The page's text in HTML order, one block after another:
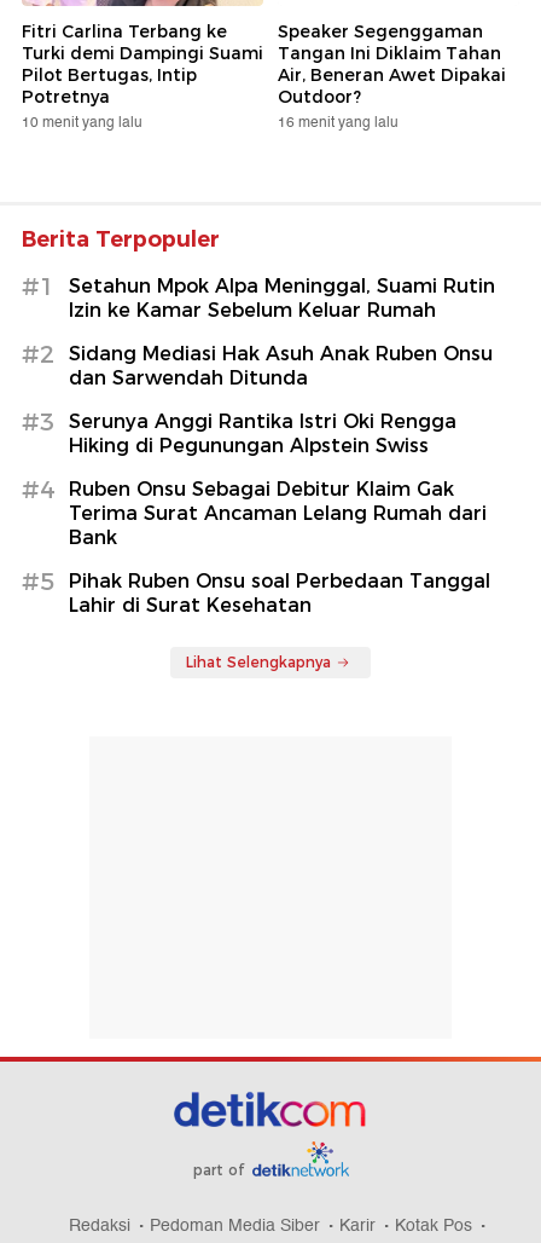
Fitri Carlina Terbang ke
Turki demi Dampingi Suami
Pilot Bertugas, Intip
Potretnya
10 menit yang lalu
Speaker Segenggaman
Tangan Ini Diklaim Tahan
Air, Beneran Awet Dipakai
Outdoor?
16 menit yang lalu
Berita Terpopuler
#1
Setahun Mpok Alpa Meninggal, Suami Rutin
Izin ke Kamar Sebelum Keluar Rumah
#2
Sidang Mediasi Hak Asuh Anak Ruben Onsu
dan Sarwendah Ditunda
#3
Serunya Anggi Rantika Istri Oki Rengga
Hiking di Pegunungan Alpstein Swiss
#4
Ruben Onsu Sebagai Debitur Klaim Gak
Terima Surat Ancaman Lelang Rumah dari
Bank
#5
Pihak Ruben Onsu soal Perbedaan Tanggal
Lahir di Surat Kesehatan
Lihat Selengkapnya
part of
Redaksi Pedoman Media Siber Karir Kotak Pos